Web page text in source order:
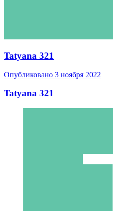
Tatyana 321
Опубликовано 3 ноября 2022
Tatyana 321